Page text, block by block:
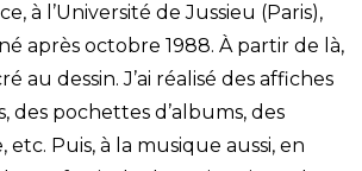
à l’Université de Jussieu (Paris),
après octobre 1988. À partir de là,
au dessin. J’ai réalisé des affiches
des pochettes d’albums, des
etc. Puis, à la musique aussi, en